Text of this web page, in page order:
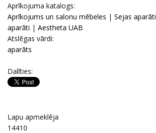
Aprīkojuma katalogs:
Aprīkojums un salonu mēbeles | Sejas aparāti
aparāti | Aestheta UAB
Atslēgas vārdi:
aparāts
Dalīties:
Lapu apmeklēja
14410